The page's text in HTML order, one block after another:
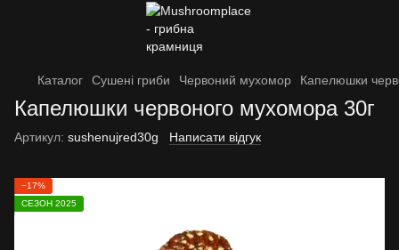
Каталог Сушені гриби Червоний мухомор Капелюшки
Капелюшки червоного мухомора 30г
Артикул: sushenujred30g Написати відгук
−17%
СЕЗОН 2025